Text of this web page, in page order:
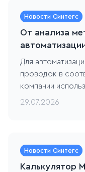
Новости Синтегс
От анализа
Для
проводок в
компании
29.07.2026
Новости Синтегс
Калькулятор